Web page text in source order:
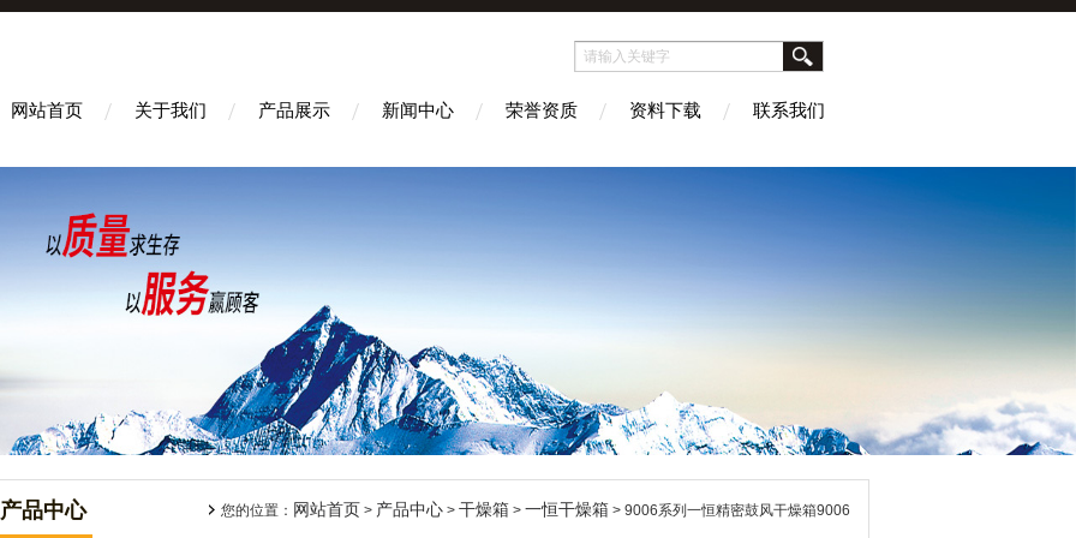
网站首页 关于我们 产品展示 新闻中心 荣誉资质 资料下载 联系我们
产品中心 您的位置： 网站首页 > 产品中心 > 干燥箱 > 一恒干燥箱 > 9006系列一恒精密鼓风干燥箱9006